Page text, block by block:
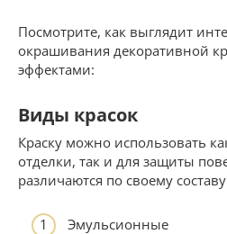
Посмотрите, как выглядит
окрашивания декоративной
эффектами:
Виды красок
Краску можно использовать
отделки, так и для защиты
различаются по своему
Эмульсионные